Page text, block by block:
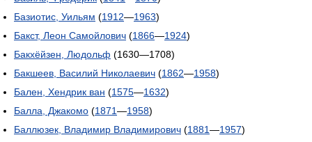
Базиотис, Уильям (1912—1963)
Бакст, Леон Самойлович (1866—1924)
Бакхёйзен, Людольф (1630—1708)
Бакшеев, Василий Николаевич (1862—1958)
Бален, Хендрик ван (1575—1632)
Балла, Джакомо (1871—1958)
Баллюзек, Владимир Владимирович (1881—1957)